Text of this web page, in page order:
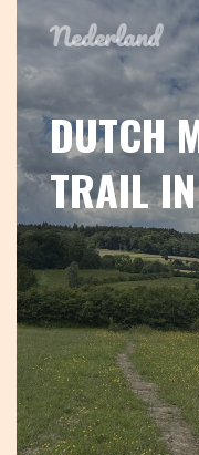
Nederland
DUTCH
TRAIL